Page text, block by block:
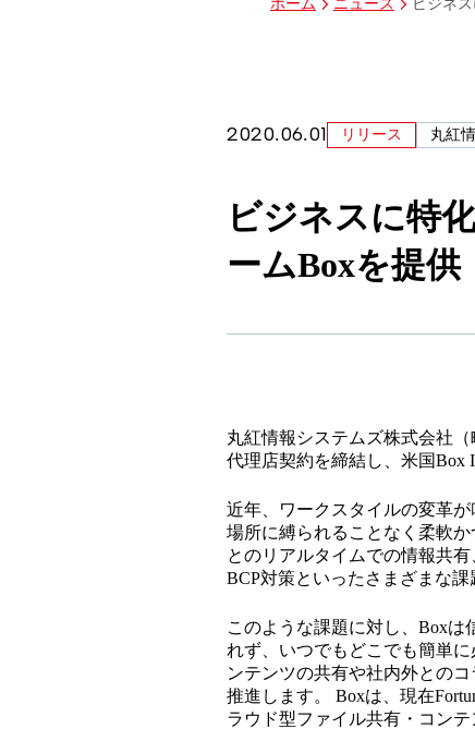
ホーム ニュース ビジネ
2020.06.01 リリース 丸紅
ビジネスに特
ームBoxを提供
丸紅情報システムズ株式会社
代理店契約を締結し、米国Box
近年、ワークスタイルの変革
場所に縛られることなく柔軟
とのリアルタイムでの情報共
BCP対策といったさまざまな課
このような課題に対し、Box
れず、いつでもどこでも簡単
ンテンツの共有や社内外との
推進します。 Boxは、現在
ラウド型ファイル共有・コン